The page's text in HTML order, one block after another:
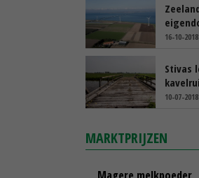
16-10-2018
Stivas
10-07-2018
MARKTPRIJZEN